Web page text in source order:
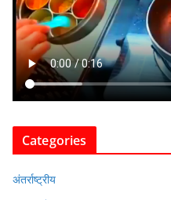
Categories
अंतर्राष्ट्रीय